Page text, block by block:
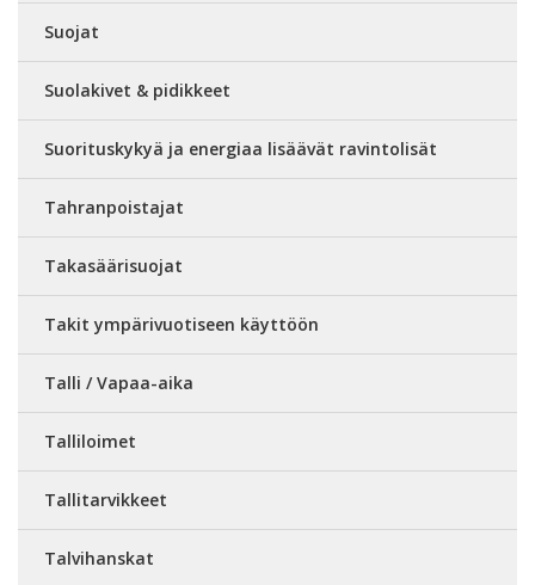
Suojat
Suolakivet & pidikkeet
Suorituskykyä ja energiaa lisäävät ravintolisät
Tahranpoistajat
Takasäärisuojat
Takit ympärivuotiseen käyttöön
Talli / Vapaa-aika
Talliloimet
Tallitarvikkeet
Talvihanskat